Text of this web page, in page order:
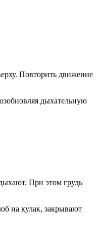
Повторить движение
дыхательную
При этом грудь
на кулак, закрывают